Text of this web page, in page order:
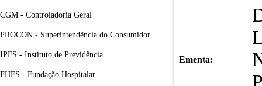
CGM - Controladoria Geral
PROCON - Superintendência do Consumidor
IPFS - Instituto de Previdência
FHFS - Fundação Hospitalar
Ementa: